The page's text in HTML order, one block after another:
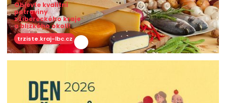
Objevte kvalitní
potraviny
z Libereckého kraje
a blízkého okolí!
trziste.kraj-lbc.cz